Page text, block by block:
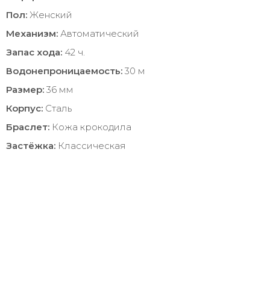
Пол: Женский
Механизм: Автоматический
Запас хода: 42 ч.
Водонепроницаемость: 30 м
Размер: 36 мм
Корпус: Сталь
Браслет: Кожа крокодила
Застёжка: Классическая